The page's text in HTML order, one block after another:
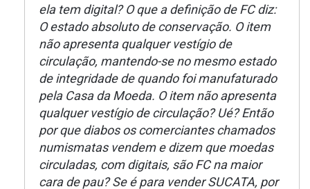
ela tem digital? O que a definição de FC diz:
O estado absoluto de conservação. O item
não apresenta qualquer vestígio de
circulação, mantendo-se no mesmo estado
de integridade de quando foi manufaturado
pela Casa da Moeda. O item não apresenta
qualquer vestígio de circulação? Ué? Então
por que diabos os comerciantes chamados
numismatas vendem e dizem que moedas
circuladas, com digitais, são FC na maior
cara de pau? Se é para vender SUCATA, por